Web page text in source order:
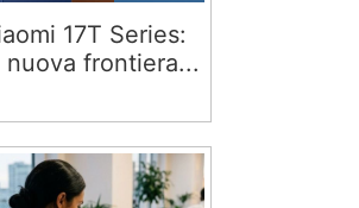
17T Series:
nuova frontiera...